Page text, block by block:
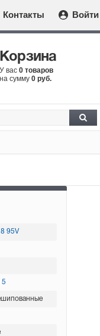
Контакты Войти
Корзина
У вас 0 товаров
на сумму 0 руб.
95V
5